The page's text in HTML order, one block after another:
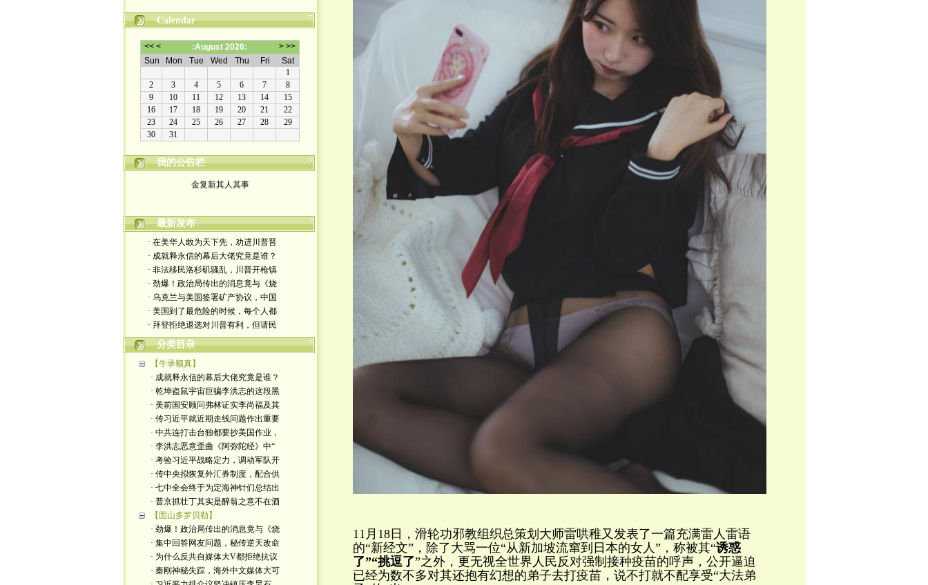
Calendar
我的公告栏
金复新其人其事
最新发布
· 在美华人敢为天下先，劝进川普晋
· 成就释永信的幕后大佬究竟是谁？
· 非法移民洛杉矶骚乱，川普开枪镇
· 劲爆！政治局传出的消息竟与《烧
· 乌克兰与美国签署矿产协议，中国
· 美国到了最危险的时候，每个人都
· 拜登拒绝退选对川普有利，但请民
分类目录
【牛录额真】
· 成就释永信的幕后大佬究竟是谁？
· 乾坤盗鼠宇宙巨骗李洪志的这段黑
· 美前国安顾问弗林证实李尚福及其
· 传习近平就近期走线问题作出重要
· 中共连打击台独都要抄美国作业，
· 李洪志恶意歪曲《阿弥陀经》中“
· 考验习近平战略定力，调动军队开
· 传中央拟恢复外汇券制度，配合供
· 七中全会终于为定海神针们总结出
· 普京抓壮丁其实是醉翁之意不在酒
【固山多罗贝勒】
· 劲爆！政治局传出的消息竟与《烧
· 集中回答网友问题，秘传逆天改命
· 为什么反共自媒体大V都拒绝抗议
· 秦刚神秘失踪，海外中文媒体大可
11月18日，滑轮功邪教组织总策划大师雷哄稚又发表了一篇充满雷人雷语
的“新经文”，除了大骂一位“从新加坡流窜到日本的女人”，称被其“诱惑
了”“挑逗了”之外，更无视全世界人民反对强制接种疫苗的呼声，公开逼迫
已经为数不多对其还抱有幻想的弟子去打疫苗，说不打就不配享受“大法弟